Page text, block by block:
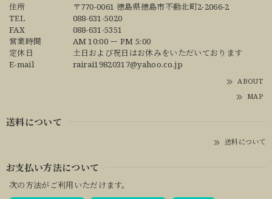
住所
〒770-0061 徳島県徳島市不動北町2-2066-2
TEL
088-631-5020
FAX
088-631-5351
営業時間
AM 10:00 ー PM 5:00
定休日
土日および祝日はお休みをいただいております
E-mail
rairai19820317@yahoo.co.jp
ABOUT
MAP
送料について
送料について
お支払い方法について
次の方法がご利用いただけます。